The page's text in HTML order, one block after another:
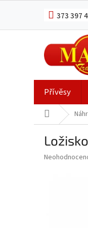
373 397
Přívěsy
Domů
Průměrné